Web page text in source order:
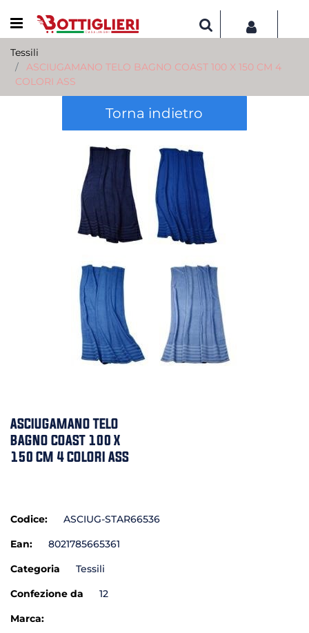
Open menu
Tessili
ASCIUGAMANO TELO BAGNO COAST 100 X 150 CM 4
COLORI ASS
Torna indietro
ASCIUGAMANO TELO
BAGNO COAST 100 X
150 CM 4 COLORI ASS
Codice:
ASCIUG-STAR66536
Ean:
8021785665361
Categoria
Tessili
Confezione da
12
Marca: